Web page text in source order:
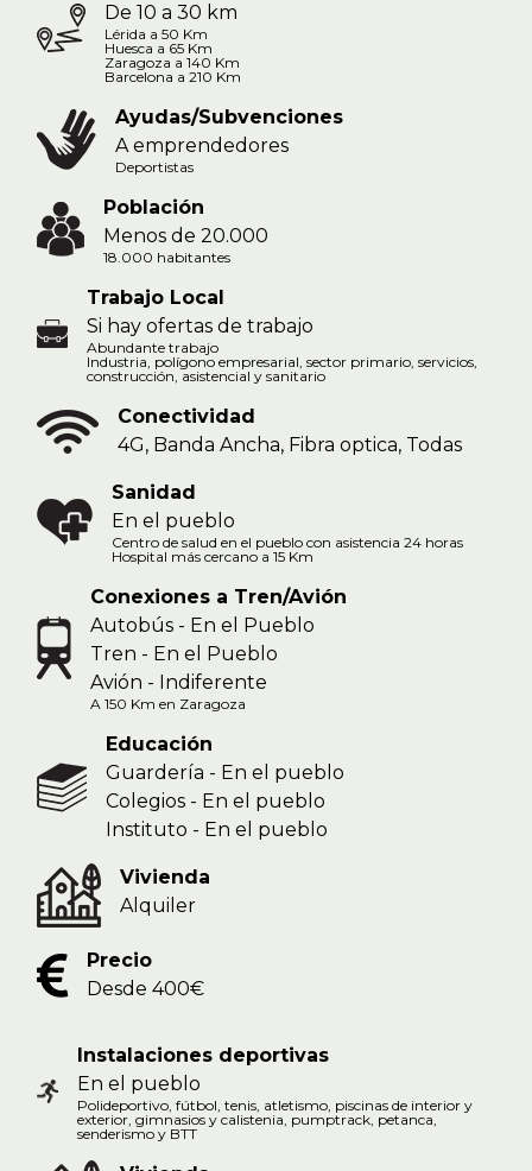
De 10 a 30 km
Lérida a 50 Km
Huesca a 65 Km
Zaragoza a 140 Km
Barcelona a 210 Km
Ayudas/Subvenciones
A emprendedores
Deportistas
Población
Menos de 20.000
18.000 habitantes
Trabajo Local
Si hay ofertas de trabajo
Abundante trabajo
Industria, polígono empresarial, sector primario, servicios,
construcción, asistencial y sanitario
Conectividad
4G, Banda Ancha, Fibra optica, Todas
Sanidad
En el pueblo
Centro de salud en el pueblo con asistencia 24 horas
Hospital más cercano a 15 Km
Conexiones a Tren/Avión
Autobús - En el Pueblo
Tren - En el Pueblo
Avión - Indiferente
A 150 Km en Zaragoza
Educación
Guardería - En el pueblo
Colegios - En el pueblo
Instituto - En el pueblo
Vivienda
Alquiler
Precio
Desde 400€
Instalaciones deportivas
En el pueblo
Polideportivo, fútbol, tenis, atletismo, piscinas de interior y
exterior, gimnasios y calistenia, pumptrack, petanca,
senderismo y BTT